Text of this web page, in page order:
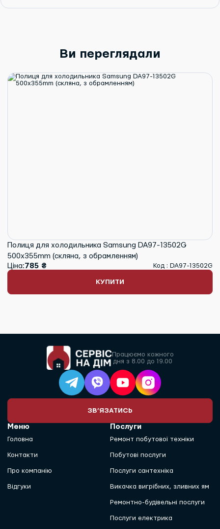
Ви переглядали
Полиця для холодильника Samsung DA97-13502G
500x355mm (скляна, з обрамленням)
Ціна:785 ₴ Код : DA97-13502G
КУПИТИ
Працюємо кожного
дня з 8.00 до 19.00
ЗВ’ЯЗАТИСЬ
Меню
Головна
Контакти
Про компанію
Відгуки
Послуги
Ремонт побутової техніки
Побутові послуги
Послуги сантехніка
Викачка вигрібних, зливних ям
Ремонтно-будівельні послуги
Послуги електрика